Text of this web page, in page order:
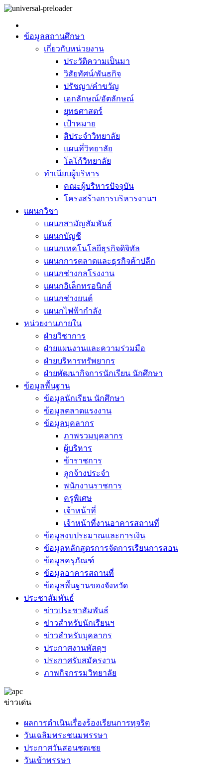
ข้อมูลสถานศึกษา
เกี่ยวกับหน่วยงาน
ประวัติความเป็นมา
วิสัยทัศน์/พันธกิจ
ปรัชญา/คำขวัญ
เอกลักษณ์/อัตลักษณ์
ยุทธศาสตร์
เป้าหมาย
สิประจำวิทยาลัย
แผนที่วิทยาลัย
โลโก้วิทยาลัย
ทำเนียบผู้บริหาร
คณะผู้บริหารปัจจุบัน
โครงสร้างการบริหารงานฯ
แผนกวิชา
แผนกสามัญสัมพันธ์
แผนกบัญชี
แผนกเทคโนโลยีธุรกิจดิจิทัล
แผนกการตลาดและธุรกิจค้าปลีก
แผนกช่างกลโรงงาน
แผนกอิเล็กทรอนิกส์
แผนกช่างยนต์
แผนกไฟฟ้ากำลัง
หน่วยงานภายใน
ฝ่ายวิชาการ
ฝ่ายแผนงานและความร่วมมือ
ฝ่ายบริหารทรัพยากร
ฝ่ายพัฒนากิจการนักเรียน นักศึกษา
ข้อมูลพื้นฐาน
ข้อมูลนักเรียน นักศึกษา
ข้อมูลตลาดแรงงาน
ข้อมูลบุคลากร
ภาพรวมบุคลากร
ผู้บริหาร
ข้าราชการ
ลูกจ้างประจำ
พนักงานราชการ
ครูพิเศษ
เจ้าหน้าที่
เจ้าหน้าที่งานอาคารสถานที่
ข้อมูลงบประมาณและการเงิน
ข้อมูลหลักสูตรการจัดการเรียนการสอน
ข้อมูลครุภัณฑ์
ข้อมูลอาคารสถานที่
ข้อมูลพื้นฐานของจังหวัด
ประชาสัมพันธ์
ข่าวประชาสัมพันธ์
ข่าวสำหรับนักเรียนฯ
ข่าวสำหรับบุคลากร
ประกาศงานพัสดุฯ
ประกาศรับสมัครงาน
ภาพกิจกรรมวิทยาลัย
ข่าวเด่น
ผลการดำเนินเรื่องร้องเรียนการทุจริต
วันเฉลิมพระชนมพรรษา
ประกาศวันสอนชดเชย
วันเข้าพรรษา